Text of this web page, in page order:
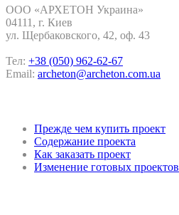
ООО «АРХЕТОН Украина»
04111, г. Киев
ул. Щербаковского, 42, oф. 43
Тел: +38 (050) 962-62-67
Email: archeton@archeton.com.ua
Прежде чем купить проект
Содержание проекта
Как заказать проект
Изменение готовых проектов